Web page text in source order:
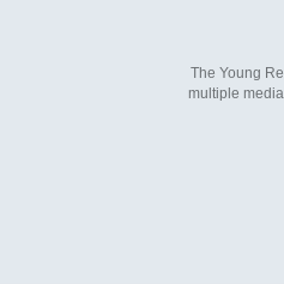
The Young
multiple